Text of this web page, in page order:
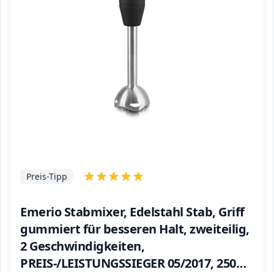
Emerio Stabmixer, Edelstahl Stab, Griff
gummiert für besseren Halt, zweiteilig,
2 Geschwindigkeiten,
PREIS-/LEISTUNGSSIEGER 05/2017, 250
Preis-Tipp